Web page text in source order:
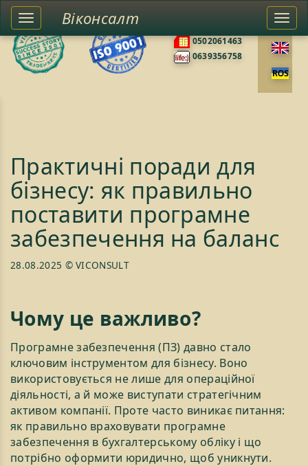
0502061463
0639356758
Toggle
left
sidebar
Віконсалт
Практичні поради для
бізнесу: як правильно
поставити програмне
забезпечення на баланс
28.08.2025 © VICONSULT
Чому це важливо?
Програмне забезпечення (ПЗ) давно стало
ключовим інструментом для бізнесу. Воно
використовується не лише для операційної
діяльності, а й може виступати стратегічним
активом компанії. Проте часто виникає питання:
як правильно враховувати програмне
забезпечення в бухгалтерському обліку і що
потрібно оформити юридично, щоб уникнути.